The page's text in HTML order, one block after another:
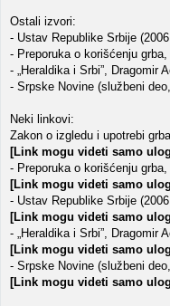
Ostali izvori:
- Ustav Republike Srbije
- Preporuka o korišćenju
- „Heraldika i Srbi”, Dragomir
- Srpske Novine (službeni
Neki linkovi:
Zakon o izgledu i upotrebi
[Link mogu videti samo
- Preporuka o korišćenju
[Link mogu videti samo
- Ustav Republike Srbije
[Link mogu videti samo
- „Heraldika i Srbi”, Dragomir
[Link mogu videti samo
- Srpske Novine (službeni
[Link mogu videti samo